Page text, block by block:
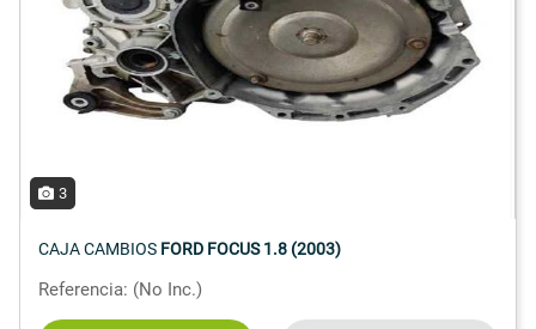
3
CAJA CAMBIOS FORD FOCUS 1.8 (2003)
Referencia: (No Inc.)